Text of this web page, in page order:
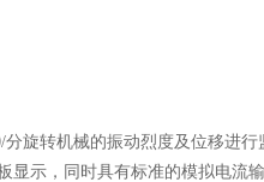
分旋转机械的振动烈度及位移进
显示，同时具有标准的模拟电流